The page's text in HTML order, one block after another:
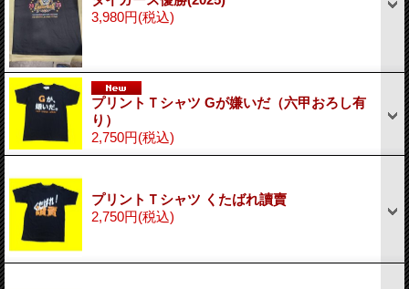
3,980円(税込)
プリントＴシャツ Gが嫌いだ（六甲おろし有
り）
2,750円(税込)
プリントＴシャツ くたばれ讀賣
2,750円(税込)